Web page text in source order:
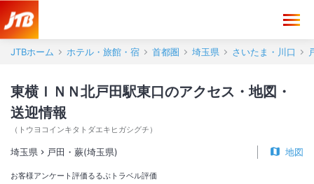
JTBホーム ホテル・旅館・宿 首都圏 埼玉県 さいたま・川口
東横ＩＮＮ北戸田駅東口のアクセス・地図・
送迎情報
（ トウヨコインキタトダエキヒガシグチ ）
埼玉県 戸田・蕨(埼玉県) 地図
お客様アンケート評価るるぶトラベル評価